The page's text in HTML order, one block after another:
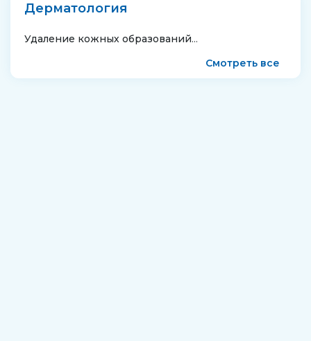
Дерматология
Удаление кожных образований
Смотреть все